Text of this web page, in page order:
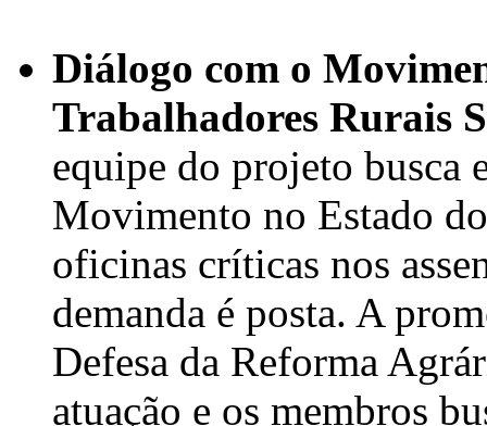
Diálogo com o
Trabalhadores Rurais
equipe do projeto busca
Movimento no Estado
oficinas críticas nos
demanda é posta. A
Defesa da Reforma
atuação e os membros